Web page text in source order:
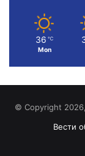
36 ℃
Mon
© Copyright
Вести